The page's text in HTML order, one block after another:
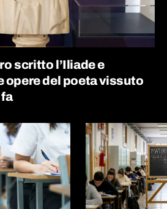
scritto l’Iliade e
opere del poeta vissuto